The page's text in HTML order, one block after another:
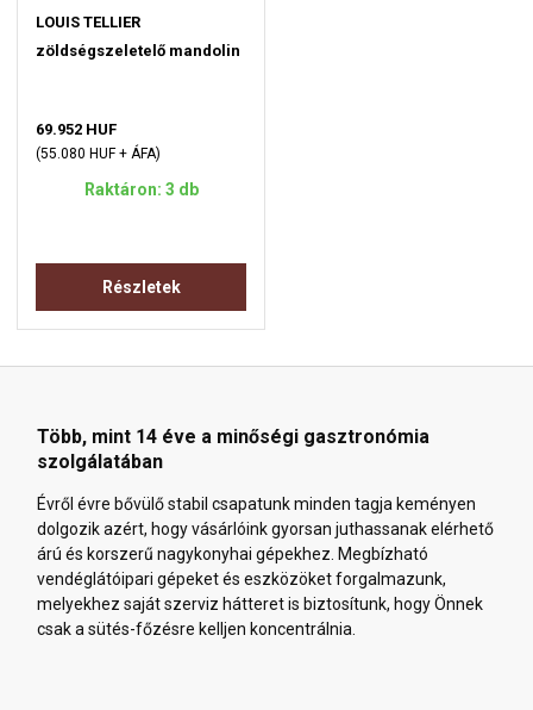
LOUIS TELLIER
zöldségszeletelő mandolin
69.952 HUF
(55.080 HUF + ÁFA)
Raktáron: 3 db
Részletek
Több, mint 14 éve a minőségi gasztronómia
szolgálatában
Évről évre bővülő stabil csapatunk minden tagja keményen
dolgozik azért, hogy vásárlóink gyorsan juthassanak elérhető
árú és korszerű nagykonyhai gépekhez. Megbízható
vendéglátóipari gépeket és eszközöket forgalmazunk,
melyekhez saját szerviz hátteret is biztosítunk, hogy Önnek
csak a sütés-főzésre kelljen koncentrálnia.